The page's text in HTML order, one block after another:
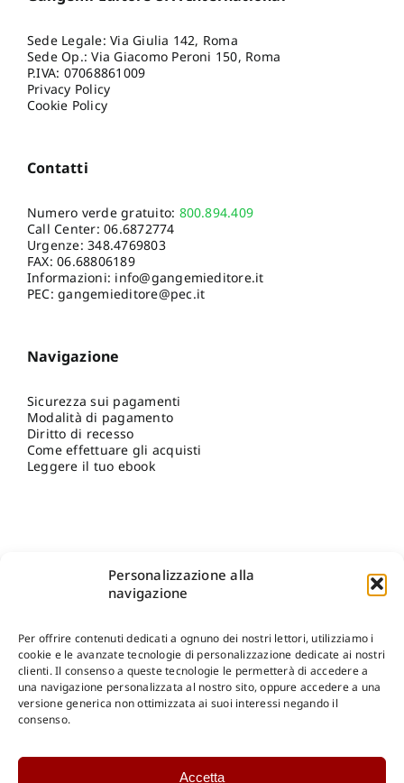
Personalizzazione alla
navigazione
Per offrire contenuti dedicati a ognuno dei nostri lettori, utilizziamo i
cookie e le avanzate tecnologie di personalizzazione dedicate ai nostri
clienti. Il consenso a queste tecnologie le permetterà di accedere a
una navigazione personalizzata al nostro sito, oppure accedere a una
versione generica non ottimizzata ai suoi interessi negando il
consenso.
Accetta
Sede Legale: Via Giulia 142, Roma
Sede Op.: Via Giacomo Peroni 150, Roma
P.IVA: 07068861009
Privacy Policy
Cookie Policy
Contatti
Numero verde gratuito: 800.894.409
Call Center:06.6872774
Urgenze:348.4769803
FAX: 06.68806189
Informazioni: info@gangemieditore.it
PEC: gangemieditore@pec.it
Navigazione
Sicurezza sui pagamenti
Modalità di pagamento
Diritto di recesso
Come effettuare gli acquisti
Leggere il tuo ebook
Shop Gangemi Editore-Pagamenti Sicuri e anche Rateali
Catalogo Online